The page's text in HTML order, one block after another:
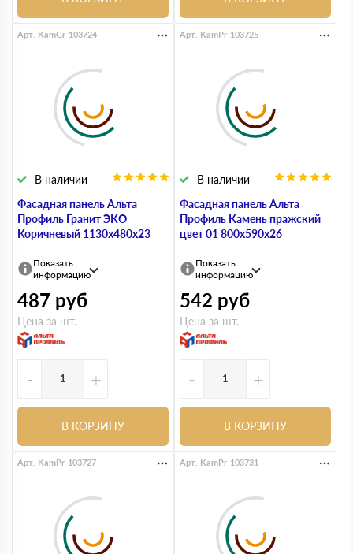
Фасадная панель Альта
Профиль Гранит ЭКО
Коричневый 1130х480х23
В наличии
Арт. KamGr-103724
Показать
информацию
487 руб
Цена за шт.
- +
В КОРЗИНУ
Фасадная панель Альта
Профиль Камень пражский
цвет 01 800х590х26
В наличии
Арт. KamPr-103725
Показать
информацию
542 руб
Цена за шт.
- +
В КОРЗИНУ
Арт. KamPr-103727 Арт. KamPr-103731